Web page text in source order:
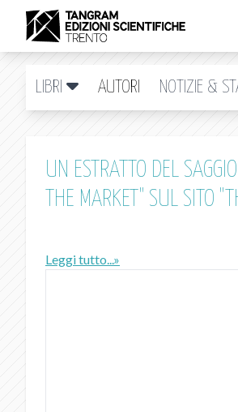
LIBRI AUTORI NOTIZIE &
UN ESTRATTO DEL
THE MARKET" SUL SITO
Leggi tutto...»